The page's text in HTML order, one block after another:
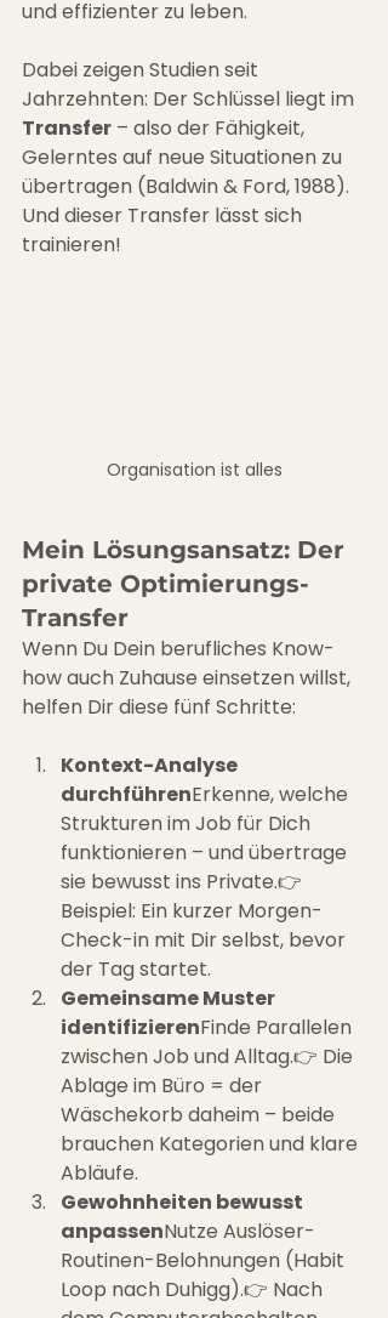
und effizienter zu leben.
Dabei zeigen Studien seit
Jahrzehnten: Der Schlüssel liegt im
Transfer – also der Fähigkeit,
Gelerntes auf neue Situationen zu
übertragen (Baldwin & Ford, 1988).
Und dieser Transfer lässt sich
trainieren!
Organisation ist alles
Mein Lösungsansatz: Der
private Optimierungs-
Transfer
Wenn Du Dein berufliches Know-
how auch Zuhause einsetzen willst,
helfen Dir diese fünf Schritte:
Kontext-Analyse
durchführenErkenne, welche
Strukturen im Job für Dich
funktionieren – und übertrage
sie bewusst ins Private.👉
Beispiel: Ein kurzer Morgen-
Check-in mit Dir selbst, bevor
der Tag startet.
Gemeinsame Muster
identifizierenFinde Parallelen
zwischen Job und Alltag.👉 Die
Ablage im Büro = der
Wäschekorb daheim – beide
brauchen Kategorien und klare
Abläufe.
Gewohnheiten bewusst
anpassenNutze Auslöser-
Routinen-Belohnungen (Habit
Loop nach Duhigg).👉 Nach